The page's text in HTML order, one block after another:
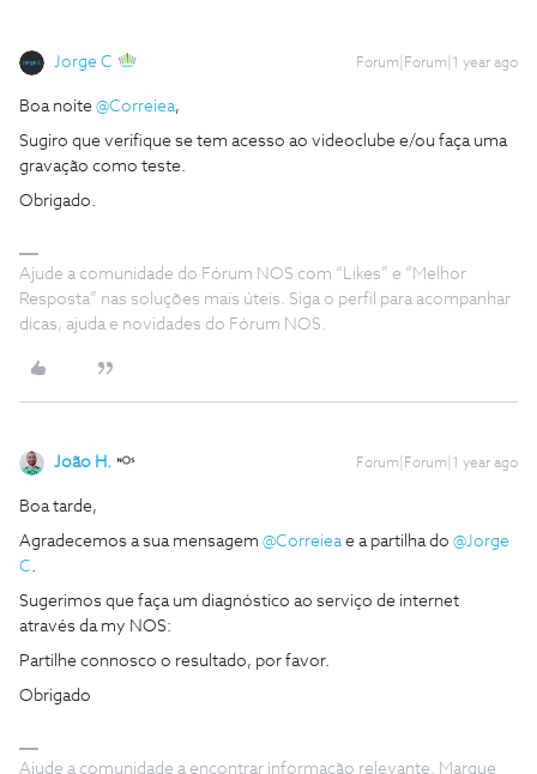
Jorge C Forum|Forum|1 year ago
Boa noite ​ @Correiea,
Sugiro que verifique se tem acesso ao videoclube e/ou faça uma
gravação como teste.
Obrigado.
Ajude a comunidade do Fórum NOS com “Likes” e “Melhor
Resposta” nas soluções mais úteis. Siga o perfil para acompanhar
dicas, ajuda e novidades do Fórum NOS.
João H. Forum|Forum|1 year ago
Boa tarde,
Agradecemos a sua mensagem ​ @Correieae a partilha do ​ @Jorge
C.
Sugerimos que faça um diagnóstico ao serviço de internet
através da my NOS:
Partilhe connosco o resultado, por favor.
Obrigado
Ajude a comunidade a encontrar informação relevante. Marque